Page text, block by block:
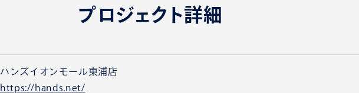
プロジェクト詳細
ハンズイオンモール東浦店
https://hands.net/